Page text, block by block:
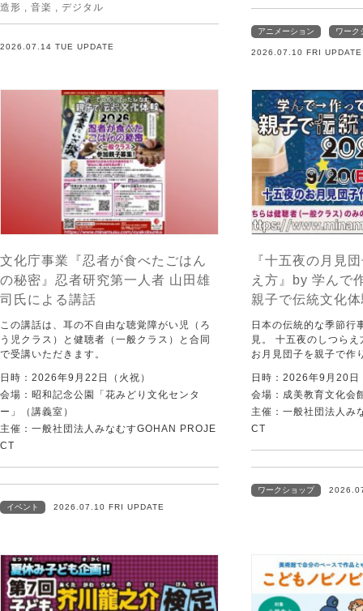
造形 , 音楽 , デジタル
2026.07.14 TUE UPDATE
アニメーション ワーク
2026.07.10 FRI UPDATE
文化庁事業『忍者が食べたごはん
の秘密』忍者研究第一人者 山田雄
司氏による講話
この講話は、耳の不自由な聴覚障がい児（ろ
う児クラス）と健聴者（一般クラス）と合同
で受講いただきます。
日時：2026年9月22日（火祝）
会場：昭和記念公園「花みどり文化センタ
ー」（講義室）
主催：一般社団法人みなむすGOHAN PROJE
CT
イベント 2026.07.10 FRI UPDATE
『十五夜の月見
え方』by 学んで
親子で伝統文化
日本の伝統的な季節行
見。 十五夜のしつら
お月見団子を親子で作
日時：2026年9月20日
会場：成美教育文化会
主催：一般社団法人み
CT
ワークショップ